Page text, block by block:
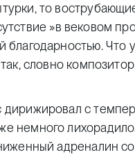
то
»в вековом
благодарностью. Что
словно
с
немного
адреналин